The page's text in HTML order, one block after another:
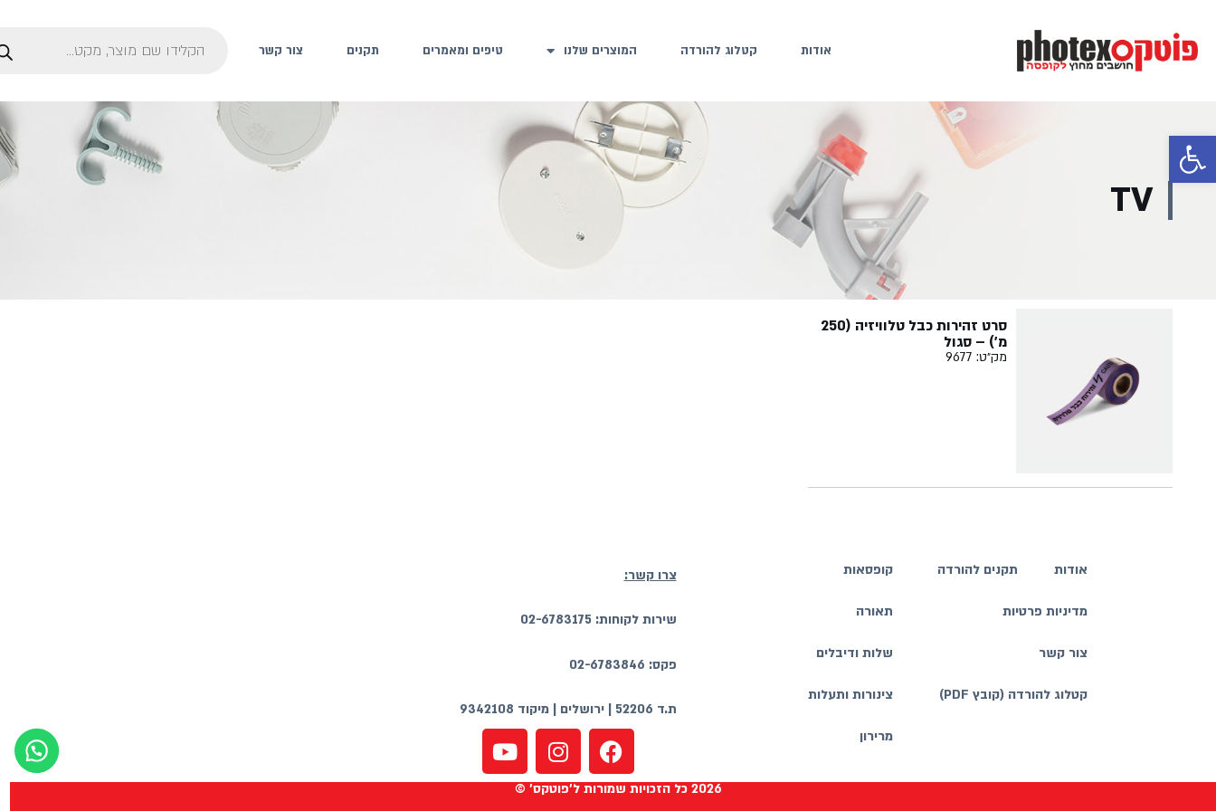
פתח סרגל נגישות
אודות קטלוג להורדה המוצרים שלנו טיפים ומאמרים תקנים צור קשר
TV
סרט זהירות כבל טלוויזיה (250
מ') – סגול
מק״ט: 9677
צרו קשר:
שירות לקוחות: 02-6783175
פקס: 02-6783846
ת.ד 52206 | ירושלים | מיקוד 9342108
אודות תקנים להורדה
מדיניות פרטיות
צור קשר
קטלוג להורדה (קובץ PDF)
קופסאות
תאורה
שלות ודיבלים
צינורות ותעלות
מרירון
2026 כל הזכויות שמורות ל'פוטקס' ©